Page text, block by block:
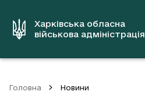
вмістуХарківська обласна
військова адміністрація
Головна Новини